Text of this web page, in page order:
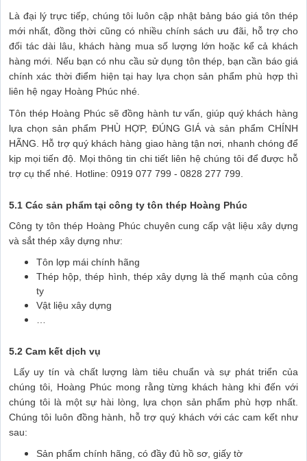
Là đại lý trực tiếp, chúng tôi luôn cập nhật bảng báo giá tôn thép
mới nhất, đồng thời cũng có nhiều chính sách ưu đãi, hỗ trợ cho
đối tác dài lâu, khách hàng mua số lượng lớn hoặc kể cả khách
hàng mới. Nếu bạn có nhu cầu sử dụng tôn thép, bạn cần báo giá
chính xác thời điểm hiện tại hay lựa chọn sản phẩm phù hợp thì
liên hệ ngay Hoàng Phúc nhé.
Tôn thép Hoàng Phúc sẽ đồng hành tư vấn, giúp quý khách hàng
lựa chọn sản phẩm PHÙ HỢP, ĐÚNG GIÁ và sản phẩm CHÍNH
HÃNG. Hỗ trợ quý khách hàng giao hàng tận nơi, nhanh chóng để
kịp mọi tiến độ. Mọi thông tin chi tiết liên hệ chúng tôi để được hỗ
trợ cụ thể nhé. Hotline: 0919 077 799 - 0828 277 799.
5.1 Các sản phẩm tại công ty tôn thép Hoàng Phúc
Công ty tôn thép Hoàng Phúc chuyên cung cấp vật liệu xây dựng
và sắt thép xây dựng như:
Tôn lợp mái chính hãng
Thép hộp, thép hình, thép xây dựng là thế mạnh của công
ty
Vật liệu xây dựng
5.2 Cam kết dịch vụ
Lấy uy tín và chất lượng làm tiêu chuẩn và sự phát triển của
chúng tôi, Hoàng Phúc mong rằng từng khách hàng khi đến với
chúng tôi là một sự hài lòng, lựa chọn sản phẩm phù hợp nhất.
Chúng tôi luôn đồng hành, hỗ trợ quý khách với các cam kết như
sau:
Sản phẩm chính hãng, có đầy đủ hồ sơ, giấy tờ